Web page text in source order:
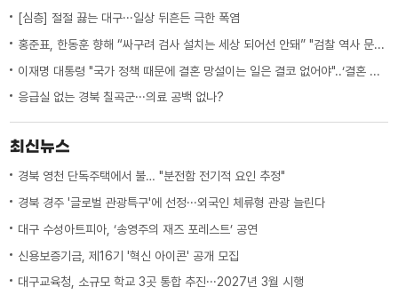
[심층] 절절 끓는 대구···일상 뒤흔든 극한 폭염
홍준표, 한동훈 향해 “싸구려 검사 설치는 세상 되어선 안돼” "검찰 역사 문 닫게 원인 제공한 원흉"
이재명 대통령 "국가 정책 때문에 결혼 망설이는 일은 결코 없어야"..‘결혼 페널티’ 제도 상 불이익 면밀히 조사 지시
응급실 없는 경북 칠곡군···의료 공백 없나?
최신뉴스
경북 영천 단독주택에서 불… "분전함 전기적 요인 추정"
경북 경주 '글로벌 관광특구'에 선정···외국인 체류형 관광 늘린다
대구 수성아트피아, ‘송영주의 재즈 포레스트’ 공연
신용보증기금, 제16기 '혁신 아이콘' 공개 모집
대구교육청, 소규모 학교 3곳 통합 추진···2027년 3월 시행